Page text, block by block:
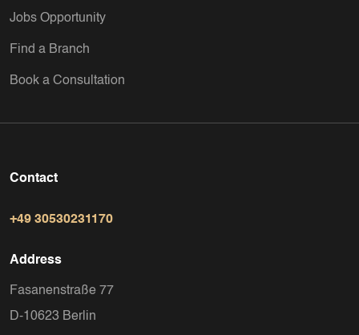
Jobs Opportunity
Find a Branch
Book a Consultation
Contact
+49 30530231170
Address
Fasanenstraße 77
D-10623 Berlin